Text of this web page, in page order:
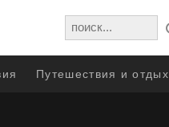
Путешествия и отдых